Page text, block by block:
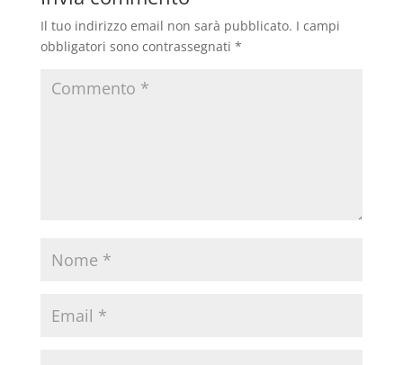
Il tuo indirizzo email non sarà pubblicato. I campi
obbligatori sono contrassegnati *